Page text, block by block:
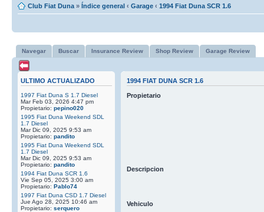
Club Fiat Duna » Índice general ‹ Garage ‹ 1994 Fiat Duna SCR 1.6
Navegar Buscar Insurance Review Shop Review Garage Review
ULTIMO ACTUALIZADO
1997 Fiat Duna S 1.7 Diesel
Mar Feb 03, 2026 4:47 pm
Propietario: pepino020
1995 Fiat Duna Weekend SDL
1.7 Diesel
Mar Dic 09, 2025 9:53 am
Propietario: pandito
1995 Fiat Duna Weekend SDL
1.7 Diesel
Mar Dic 09, 2025 9:53 am
Propietario: pandito
1994 Fiat Duna SCR 1.6
Vie Sep 05, 2025 3:00 am
Propietario: Pablo74
1997 Fiat Duna CSD 1.7 Diesel
Jue Ago 28, 2025 10:46 am
Propietario: serquero
1994 FIAT DUNA SCR 1.6
Propietario
Descripcion
Vehiculo